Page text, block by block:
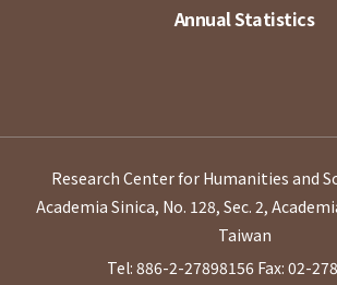
Annual Statistics
Research Center for Humanities and
Academia Sinica, No. 128, Sec. 2,
Taiwan
Tel: 886-2-27898156 Fax: 02-